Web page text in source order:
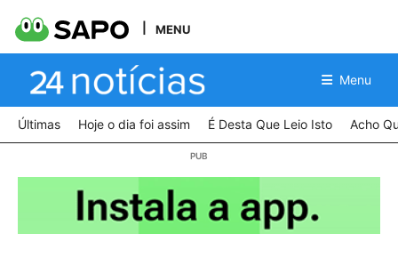
MENU
Menu
Últimas Hoje o dia foi assim É Desta Que Leio Isto Acho